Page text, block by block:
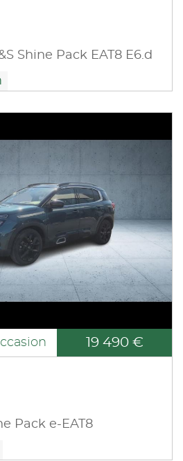
Shine Pack EAT8 E6.d
19 490 €
Pack e-EAT8